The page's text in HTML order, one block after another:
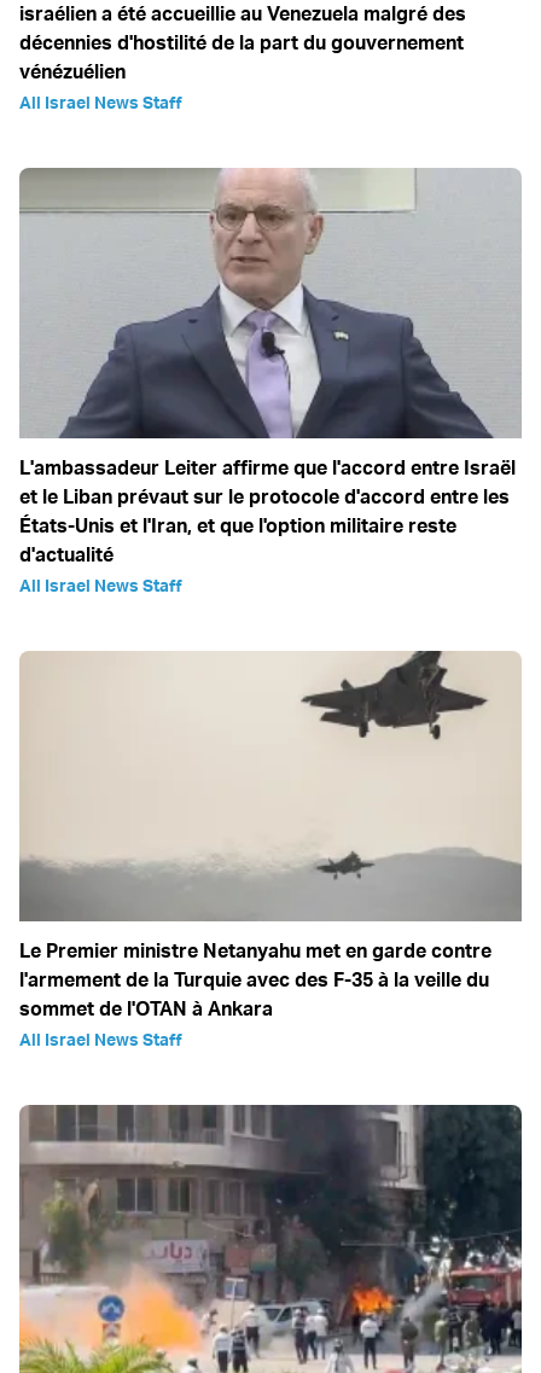
israélien a été accueillie au Venezuela malgré des
décennies d'hostilité de la part du gouvernement
vénézuélien
All Israel News Staff
L'ambassadeur Leiter affirme que l'accord entre Israël
et le Liban prévaut sur le protocole d'accord entre les
États-Unis et l'Iran, et que l'option militaire reste
d'actualité
All Israel News Staff
Le Premier ministre Netanyahu met en garde contre
l'armement de la Turquie avec des F-35 à la veille du
sommet de l'OTAN à Ankara
All Israel News Staff